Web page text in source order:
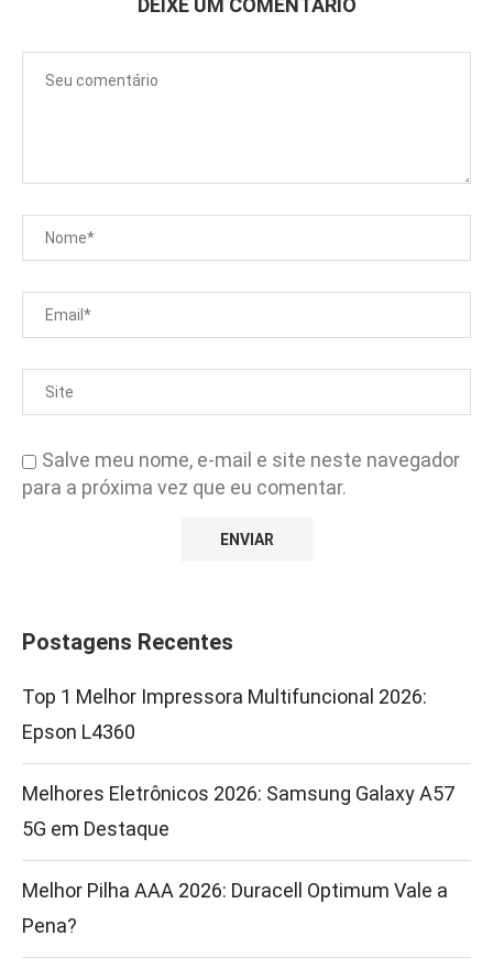
DEIXE UM COMENTÁRIO
Salve meu nome, e-mail e site neste navegador
para a próxima vez que eu comentar.
Postagens Recentes
Top 1 Melhor Impressora Multifuncional 2026:
Epson L4360
Melhores Eletrônicos 2026: Samsung Galaxy A57
5G em Destaque
Melhor Pilha AAA 2026: Duracell Optimum Vale a
Pena?